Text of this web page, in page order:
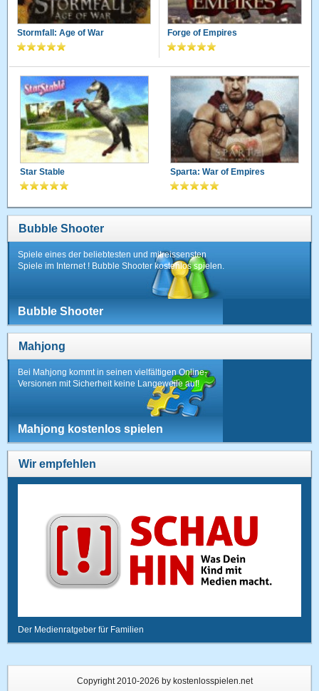
Stormfall: Age of War Forge of Empires
Star Stable Sparta: War of Empires
Bubble Shooter
Spiele eines der beliebtesten und mitreissensten
Spiele im Internet ! Bubble Shooter kostenlos spielen.
Bubble Shooter
Mahjong
Bei Mahjong kommt in seinen vielfältigen Online-
Versionen mit Sicherheit keine Langeweile auf!
Mahjong kostenlos spielen
Wir empfehlen
Der Medienratgeber für Familien
Copyright 2010-2026 by kostenlosspielen.net